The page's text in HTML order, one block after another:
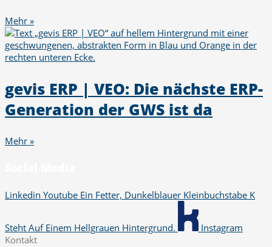
Mehr »
gevis ERP | VEO: Die nächste ERP-
Generation der GWS ist da
Mehr »
Linkedin Youtube Ein Fetter, Dunkelblauer Kleinbuchstabe K
Steht Auf Einem Hellgrauen Hintergrund.
Instagram
Kontakt